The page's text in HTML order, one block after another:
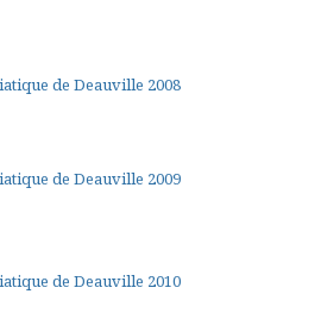
de Deauville 2008
de Deauville 2009
de Deauville 2010